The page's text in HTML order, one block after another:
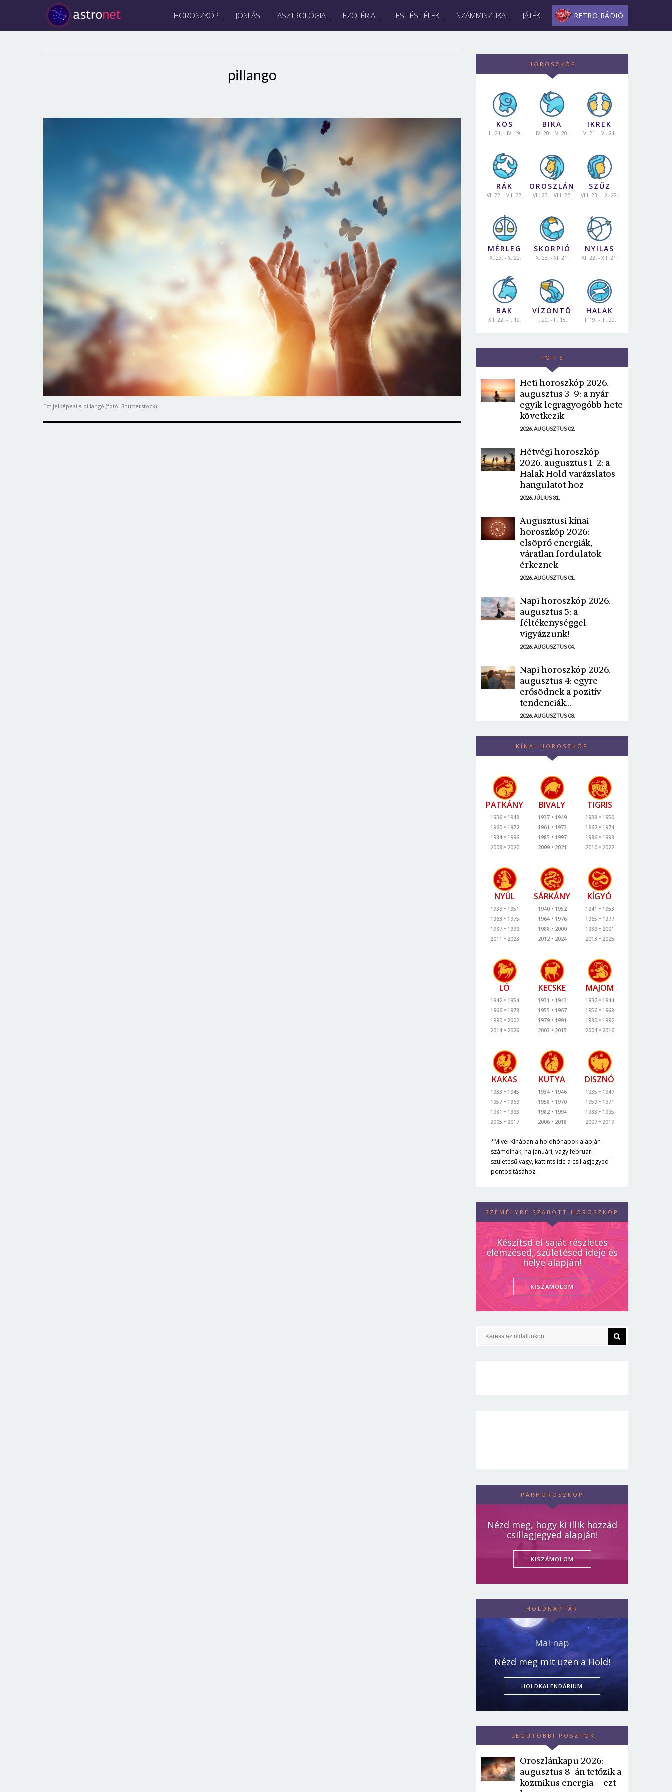
HOROSZKÓP JÓSLÁS ASZTROLÓGIA EZOTÉRIA TEST ÉS LÉLEK SZÁMMISZTIKA JÁTÉK RETRO RÁDIÓ
pillango
Ezt jelképezi a pillangó (fotó: Shutterstock)
HOROSZKÓP
KOS
III. 21. - IV. 19.
BIKA
IV. 20. - V. 20.
IKREK
V. 21. - VI. 21.
RÁK
VI. 22. - VII. 22.
OROSZLÁN
VII. 23. - VIII. 22.
SZŰZ
VIII. 23. - IX. 22.
MÉRLEG
IX. 23. - X. 22.
SKORPIÓ
X. 23. - XI. 21.
NYILAS
XI. 22. - XII. 21.
BAK
XII. 22. - I. 19.
VÍZÖNTŐ
I. 20. - II. 18.
HALAK
II. 19. - III. 20.
TOP 5
Heti horoszkóp 2026.
augusztus 3-9: a nyár
egyik legragyogóbb hete
következik
2026. AUGUSZTUS 02.
Hétvégi horoszkóp
2026. augusztus 1-2: a
Halak Hold varázslatos
hangulatot hoz
2026. JÚLIUS 31.
Augusztusi kínai
horoszkóp 2026:
elsöprő energiák,
váratlan fordulatok
érkeznek
2026. AUGUSZTUS 01.
Napi horoszkóp 2026.
augusztus 5: a
féltékenységgel
vigyázzunk!
2026. AUGUSZTUS 04.
Napi horoszkóp 2026.
augusztus 4: egyre
erősödnek a pozitív
tendenciák...
2026. AUGUSZTUS 03.
KÍNAI HOROSZKÓP
PATKÁNY
1936
1948
1960
1972
1984
1996
2008
2020
BIVALY
1937
1949
1961
1973
1985
1997
2009
2021
TIGRIS
1938
1950
1962
1974
1986
1998
2010
2022
NYÚL
1939
1951
1963
1975
1987
1999
2011
2023
SÁRKÁNY
1940
1952
1964
1976
1988
2000
2012
2024
KÍGYÓ
1941
1953
1965
1977
1989
2001
2013
2025
LÓ
1942
1954
1966
1978
1990
2002
2014
2026
KECSKE
1931
1943
1955
1967
1979
1991
2003
2015
MAJOM
1932
1944
1956
1968
1980
1992
2004
2016
KAKAS
1933
1945
1957
1969
1981
1993
2005
2017
KUTYA
1934
1946
1958
1970
1982
1994
2006
2018
DISZNÓ
1935
1947
1959
1971
1983
1995
2007
2019
*Mivel Kínában a holdhónapok alapján
számolnak, ha januári, vagy februári
születésű vagy, kattints ide a csillagjegyed
pontosításához.
SZEMÉLYRE SZABOTT HOROSZKÓP
Készítsd el saját részletes
elemzésed, születésed ideje és
helye alapján!
KISZÁMOLOM
PÁRHOROSZKÓP
Nézd meg, hogy ki illik hozzád
csillagjegyed alapján!
KISZÁMOLOM
HOLDNAPTÁR
Mai nap
Nézd meg mit üzen a Hold!
HOLDKALENDÁRIUM
LEGUTÓBBI POSZTOK
Oroszlánkapu 2026:
augusztus 8-án tetőzik a
kozmikus energia – ezt